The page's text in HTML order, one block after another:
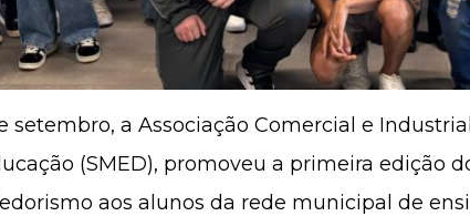
setembro, a Associação Comercial e
(SMED), promoveu a primeira edição
aos alunos da rede municipal de